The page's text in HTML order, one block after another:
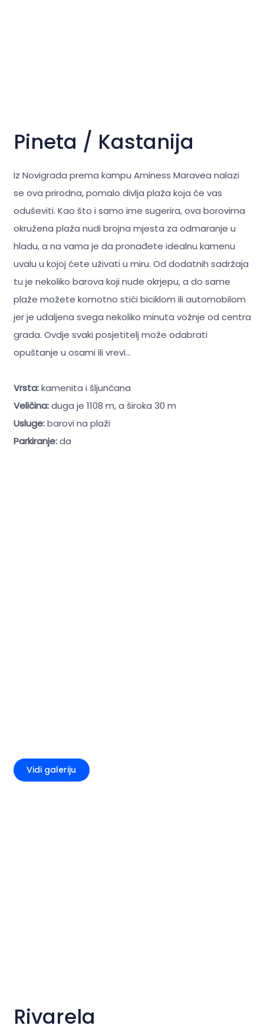
Pineta / Kastanija
Iz Novigrada prema kampu Aminess Maravea nalazi
se ova prirodna, pomalo divlja plaža koja će vas
oduševiti. Kao što i samo ime sugerira, ova borovima
okružena plaža nudi brojna mjesta za odmaranje u
hladu, a na vama je da pronađete idealnu kamenu
uvalu u kojoj ćete uživati u miru. Od dodatnih sadržaja
tu je nekoliko barova koji nude okrjepu, a do same
plaže možete komotno stići biciklom ili automobilom
jer je udaljena svega nekoliko minuta vožnje od centra
grada. Ovdje svaki posjetitelj može odabrati
opuštanje u osami ili vrevi...
Vrsta:kamenita i šljunčana
Veličina:duga je 1108 m, a široka 30 m
Usluge:barovi na plaži
Parkiranje:da
Vidi galeriju
Rivarela